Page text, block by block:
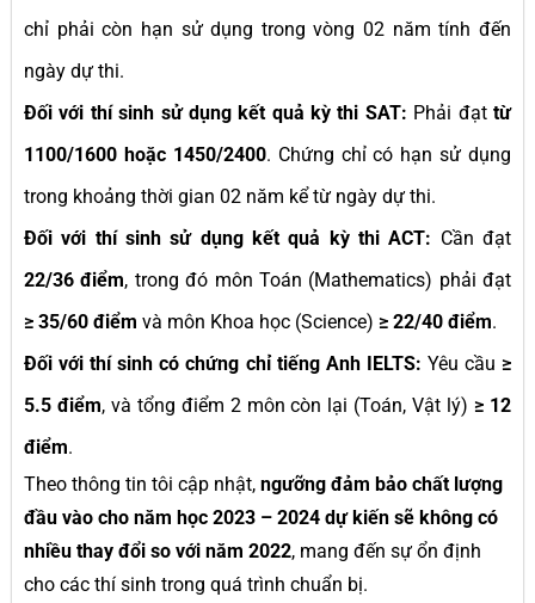
chỉ phải còn hạn sử dụng trong vòng 02 năm tính đến
ngày dự thi.
Đối với thí sinh sử dụng kết quả kỳ thi SAT: Phải đạttừ
1100/1600 hoặc 1450/2400. Chứng chỉ có hạn sử dụng
trong khoảng thời gian 02 năm kể từ ngày dự thi.
Đối với thí sinh sử dụng kết quả kỳ thi ACT: Cần đạt
22/36 điểm, trong đó môn Toán (Mathematics) phải đạt
≥ 35/60 điểm và môn Khoa học (Science) ≥ 22/40 điểm.
Đối với thí sinh có chứng chỉ tiếng Anh IELTS: Yêu cầu ≥
5.5 điểm, và tổng điểm 2 môn còn lại (Toán, Vật lý) ≥ 12
điểm.
Theo thông tin tôi cập nhật, ngưỡng đảm bảo chất lượng
đầu vào cho năm học 2023 – 2024 dự kiến sẽ không có
nhiều thay đổi so với năm 2022, mang đến sự ổn định
cho các thí sinh trong quá trình chuẩn bị.